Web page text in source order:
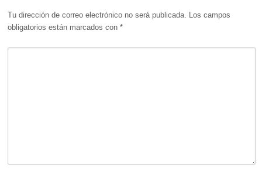
Tu dirección de correo electrónico no será publicada.
Los campos
obligatorios están marcados con *